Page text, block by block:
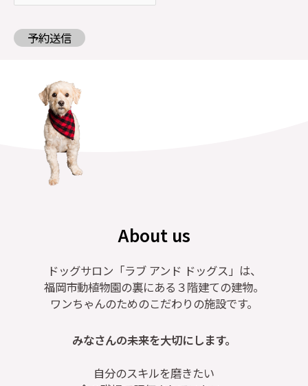
予約送信
About us
ドッグサロン「ラブ アンド ドッグス」は、
福岡市動植物園の裏にある３階建ての建物。
ワンちゃんのためのこだわりの施設です。
みなさんの未来を大切にします。
自分のスキルを磨きたい